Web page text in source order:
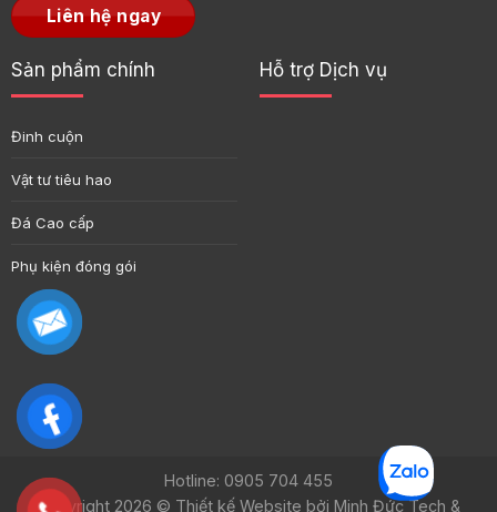
Liên hệ ngay
Sản phẩm chính
Đinh cuộn
Vật tư tiêu hao
Đá Cao cấp
Phụ kiện đóng gói
Hỗ trợ Dịch vụ
Hotline: 0905 704 455
Copyright 2026 © Thiết kế Website bởi Minh Đức Tech &